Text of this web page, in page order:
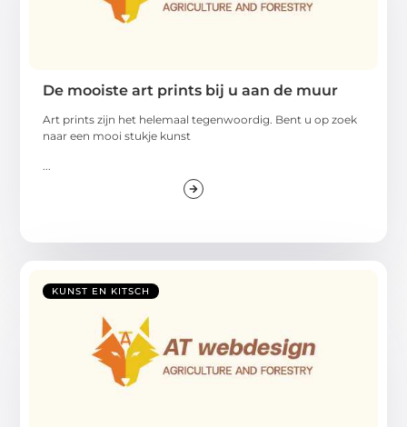
De mooiste art prints bij u aan de muur
Art prints zijn het helemaal tegenwoordig. Bent u op zoek
naar een mooi stukje kunst
KUNST EN KITSCH